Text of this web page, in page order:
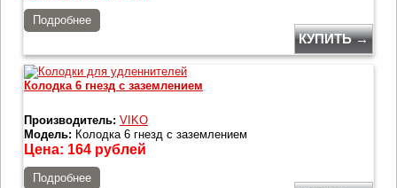
Подробнее
КУПИТЬ →
Колодка 6 гнезд с заземлением
Производитель: VIKO
Модель: Колодка 6 гнезд с заземлением
Цена: 164 рублей
Подробнее